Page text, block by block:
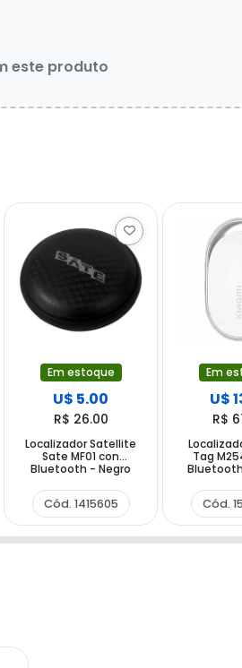
este produto
Em estoque
U$ 5.00
R$ 26.00
Localizador Satellite
Sate MF01 con
Bluetooth - Negro
Cód. 1415605
Em
U$
R$
Tag
Cód.